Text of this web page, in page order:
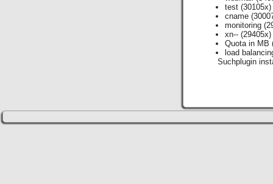
test (30105x)
cname
monitoring
xn-- (29405x)
Quota in MB
load
Suchplugin